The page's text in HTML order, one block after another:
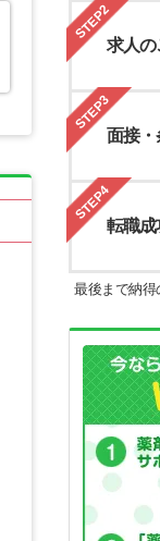
STEP2
求人の
STEP3
面接・
STEP4
転職成
最後まで納得